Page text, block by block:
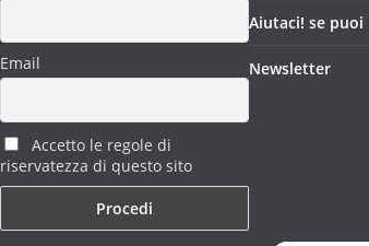
Email
Accetto le regole di
riservatezza di questo sito
Aiutaci! se puoi
Newsletter